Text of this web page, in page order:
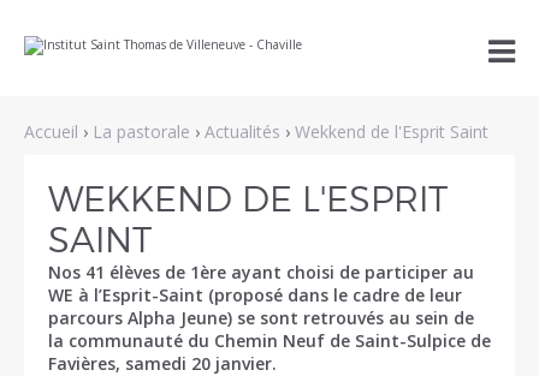
au
la
personnels

Accueil › La pastorale › Actualités › Wekkend de l'Esprit Saint
WEKKEND DE L'ESPRIT
SAINT
Nos 41 élèves de 1ère ayant choisi de participer au
WE à l’Esprit-Saint (proposé dans le cadre de leur
parcours Alpha Jeune) se sont retrouvés au sein de
la communauté du Chemin Neuf de Saint-Sulpice de
Favières, samedi 20 janvier.